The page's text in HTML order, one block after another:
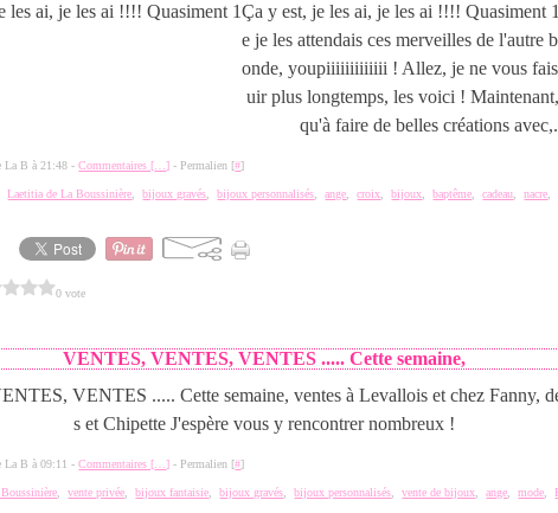
Ça y est, je les ai, je les ai !!!! Quasiment
e je les attendais ces merveilles de l'autre
onde, youpiiiiiiiiiiiii ! Allez, je ne vous fais
uir plus longtemps, les voici !
qu'à faire de belles créations
La B à 21:48 -Commentaires [ …] - Permalien [#]
Laetitia de La Boussinière ,bijoux gravés ,bijoux personnalisés ,ange ,croix ,bijoux ,baptême ,cadeau ,nacre ,
0 vote
VENTES, VENTES, VENTES ..... Cette semaine,
VENTES ..... Cette semaine, ventes à Levallois et chez Fanny,
s et Chipette J'espère vous y rencontrer nombreux !
La B à 09:11 -Commentaires [ …] - Permalien [#]
,vente privée ,bijoux fantaisie ,bijoux gravés ,bijoux personnalisés ,vente de bijoux ,ange ,mode ,